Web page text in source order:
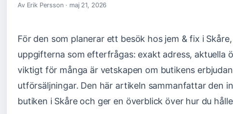
Av Erik Persson · maj 21, 2026
För den som planerar ett besök hos jem & fix i
uppgifterna som efterfrågas: exakt adress, aktuella
viktigt för många är vetskapen om butikens
utförsäljningar. Den här artikeln sammanfattar den
butiken i Skåre och ger en överblick över hur du